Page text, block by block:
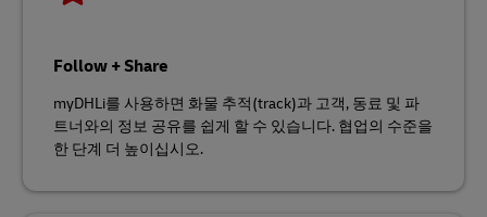
Follow + Share
myDHLi를 사용하면 화물 추적(track)과 고객, 동료 및 파
트너와의 정보 공유를 쉽게 할 수 있습니다. 협업의 수준을
한 단계 더 높이십시오.